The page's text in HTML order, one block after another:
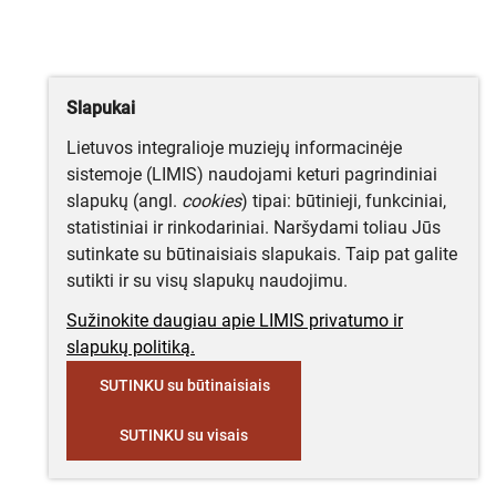
Slapukai
Lietuvos integralioje muziejų informacinėje
sistemoje (LIMIS) naudojami keturi pagrindiniai
slapukų (angl. cookies) tipai: būtinieji, funkciniai,
statistiniai ir rinkodariniai. Naršydami toliau Jūs
sutinkate su būtinaisiais slapukais. Taip pat galite
sutikti ir su visų slapukų naudojimu.
Sužinokite daugiau apie LIMIS privatumo ir
slapukų politiką.
SUTINKU su būtinaisiais
SUTINKU su visais